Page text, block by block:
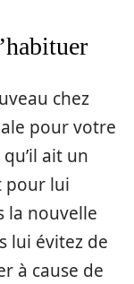
chez
pour votre
ait un
pour lui
la nouvelle
lui évitez de
à cause de